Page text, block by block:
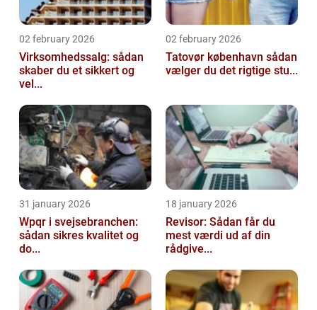
02 february 2026
Virksomhedssalg: sådan
skaber du et sikkert og
vel...
02 february 2026
Tatovør københavn sådan
vælger du det rigtige stu...
31 january 2026
Wpqr i svejsebranchen:
sådan sikres kvalitet og
do...
18 january 2026
Revisor: Sådan får du
mest værdi ud af din
rådgive...